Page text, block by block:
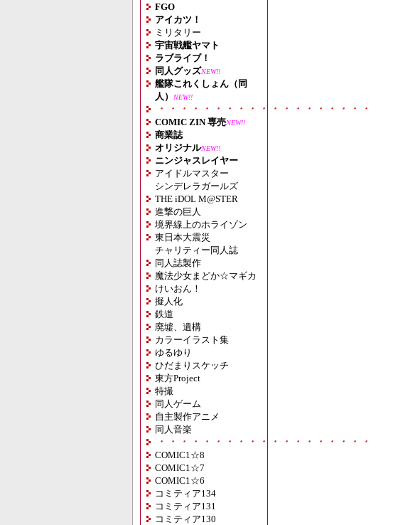
FGO
アイカツ！
ミリタリー
宇宙戦艦ヤマト
ラブライブ！
同人グッズNEW!!
艦隊これくしょん（同
人）
NEW!!
・・・・・・・・・・・・・・・・・・・
COMIC ZIN 専売NEW!!
商業誌
オリジナルNEW!!
ニンジャスレイヤー
アイドルマスター
シンデレラガールズ
THE iDOL M@STER
進撃の巨人
境界線上のホライゾン
東日本大震災
チャリティー同人誌
同人誌製作
魔法少女まどか☆マギカ
けいおん！
擬人化
鉄道
廃墟、遺構
カラーイラスト集
ゆるゆり
ひだまりスケッチ
東方Project
特撮
同人ゲーム
自主製作アニメ
同人音楽
・・・・・・・・・・・・・・・・・・・
COMIC1☆8
COMIC1☆7
COMIC1☆6
コミティア134
コミティア131
コミティア130